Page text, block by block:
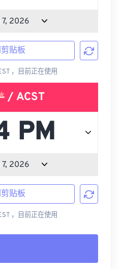
贴板
，目前正在使用
/ ACST
贴板
，目前正在使用